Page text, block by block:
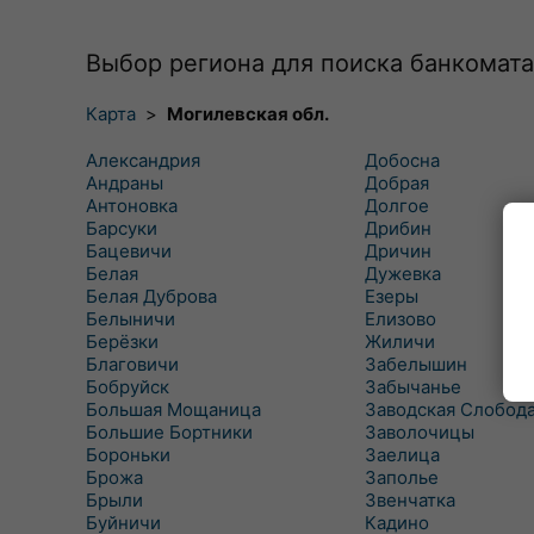
Выбор региона для поиска банкомата
Карта > Могилевская обл.
Александрия
Андраны
Антоновка
Барсуки
Бацевичи
Белая
Белая Дуброва
Белыничи
Берёзки
Благовичи
Бобруйск
Большая Мощаница
Большие Бортники
Бороньки
Брожа
Брыли
Буйничи
Добосна
Добрая
Долгое
Дрибин
Дричин
Дужевка
Езеры
Елизово
Жиличи
Забелышин
Забычанье
Заводская
Заволочицы
Заелица
Заполье
Звенчатка
Кадино